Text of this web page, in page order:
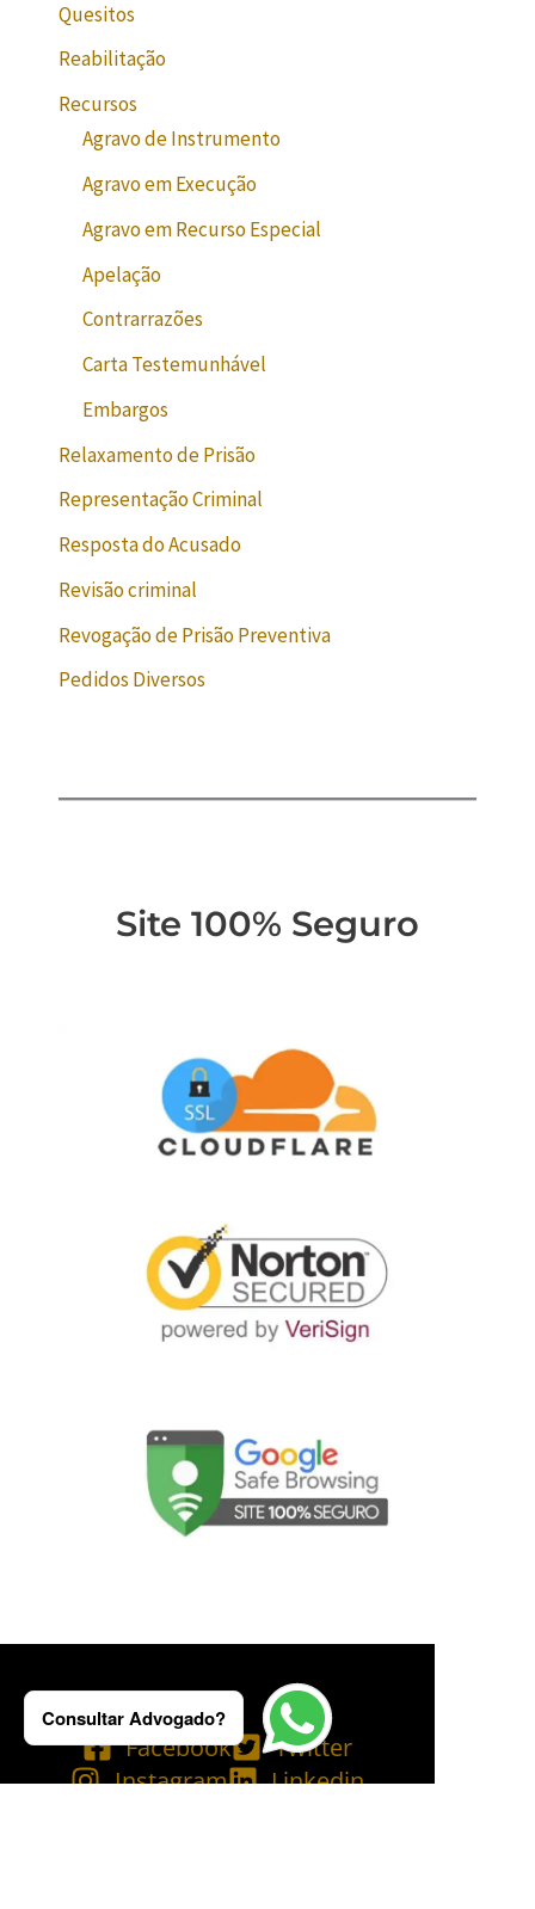
Quesitos
Reabilitação
Recursos
Agravo de Instrumento
Agravo em Execução
Agravo em Recurso Especial
Apelação
Contrarrazões
Carta Testemunhável
Embargos
Relaxamento de Prisão
Representação Criminal
Resposta do Acusado
Revisão criminal
Revogação de Prisão Preventiva
Pedidos Diversos
Site 100% Seguro
Facebook
Twitter
Instagram
Linkedin
Consultar Advogado?